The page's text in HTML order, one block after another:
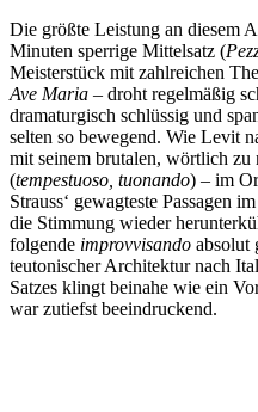
Die größte Leistung an diesem
Minuten sperrige Mittelsatz (
Meisterstück mit zahlreichen
Ave Maria – droht regelmäßig
dramaturgisch schlüssig und
selten so bewegend. Wie Levit
mit seinem brutalen, wörtlich zu
(tempestuoso, tuonando) – im
Strauss‘ gewagteste Passagen im
die Stimmung wieder
folgende improvvisando absolut
teutonischer Architektur nach
Satzes klingt beinahe wie ein
war zutiefst beeindruckend.